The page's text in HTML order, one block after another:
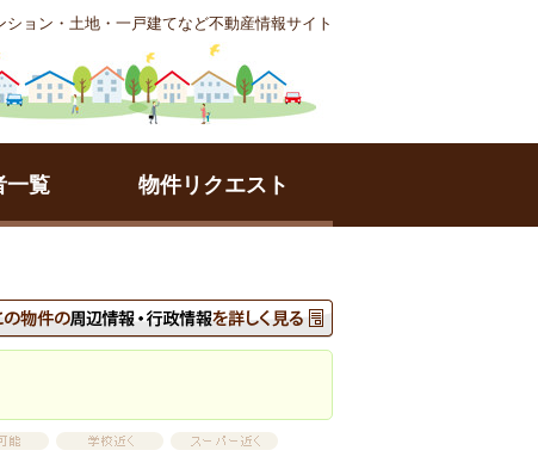
ョン・土地・一戸建てなど不動産情報サイト
一覧 物件リクエスト